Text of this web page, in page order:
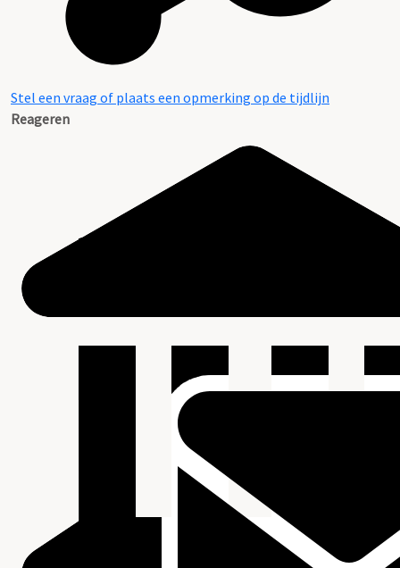
Stel een vraag of plaats een opmerking op de tijdlijn
Reageren